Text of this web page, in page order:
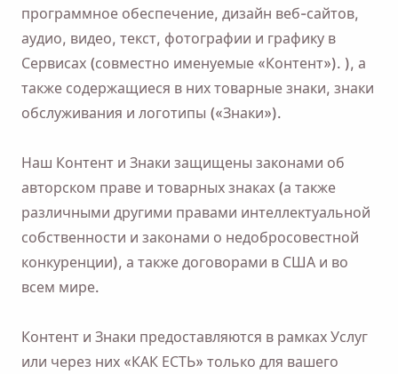
программное обеспечение, дизайн веб-сайтов,
аудио, видео, текст, фотографии и графику в
Сервисах (совместно именуемые «Контент»). ), а
также содержащиеся в них товарные знаки, знаки
обслуживания и логотипы («Знаки»).
Наш Контент и Знаки защищены законами об
авторском праве и товарных знаках (а также
различными другими правами интеллектуальной
собственности и законами о недобросовестной
конкуренции), а также договорами в США и во
всем мире.
Контент и Знаки предоставляются в рамках Услуг
или через них «КАК ЕСТЬ» только для вашего